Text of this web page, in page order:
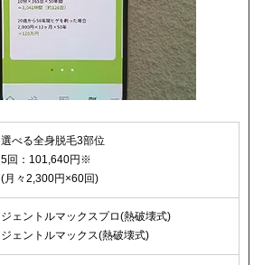
選べる全身脱毛3部位
5回：101,640円※
(月々2,300円×60回)
ジェントルマックスプロ(熱破壊式)
ジェントルマックス(熱破壊式)